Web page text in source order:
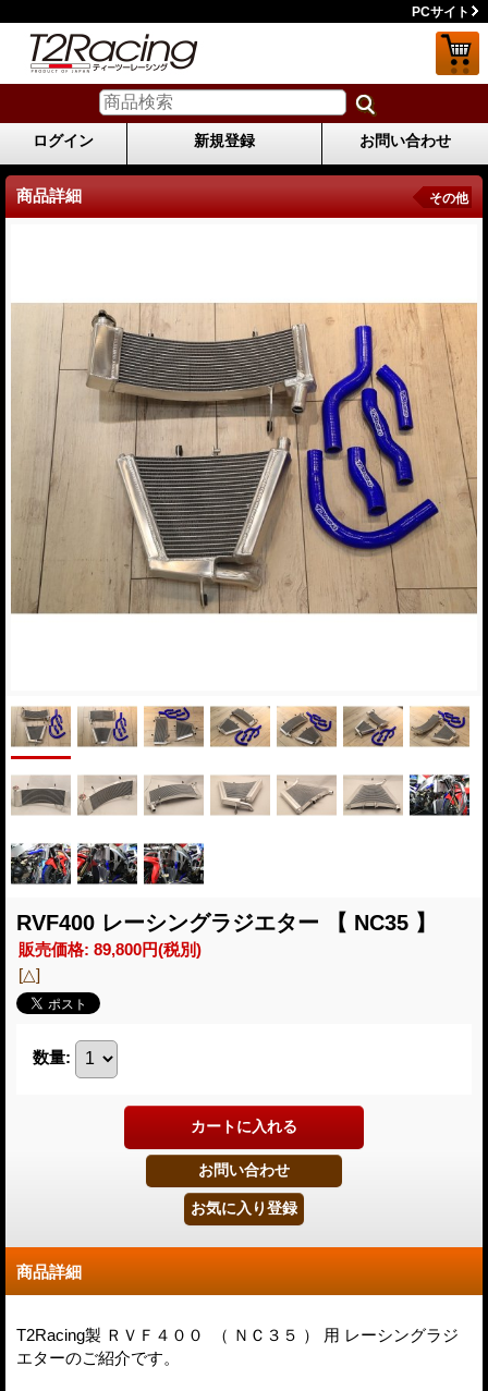
PCサイト
ログイン 新規登録 お問い合わせ
商品詳細 その他
RVF400 レーシングラジエター 【 NC35 】
販売価格: 89,800円(税別)
[△]
数量:
商品詳細
T2Racing製 ＲＶＦ４００ （ ＮＣ３５ ） 用 レーシングラジ
エターのご紹介です。